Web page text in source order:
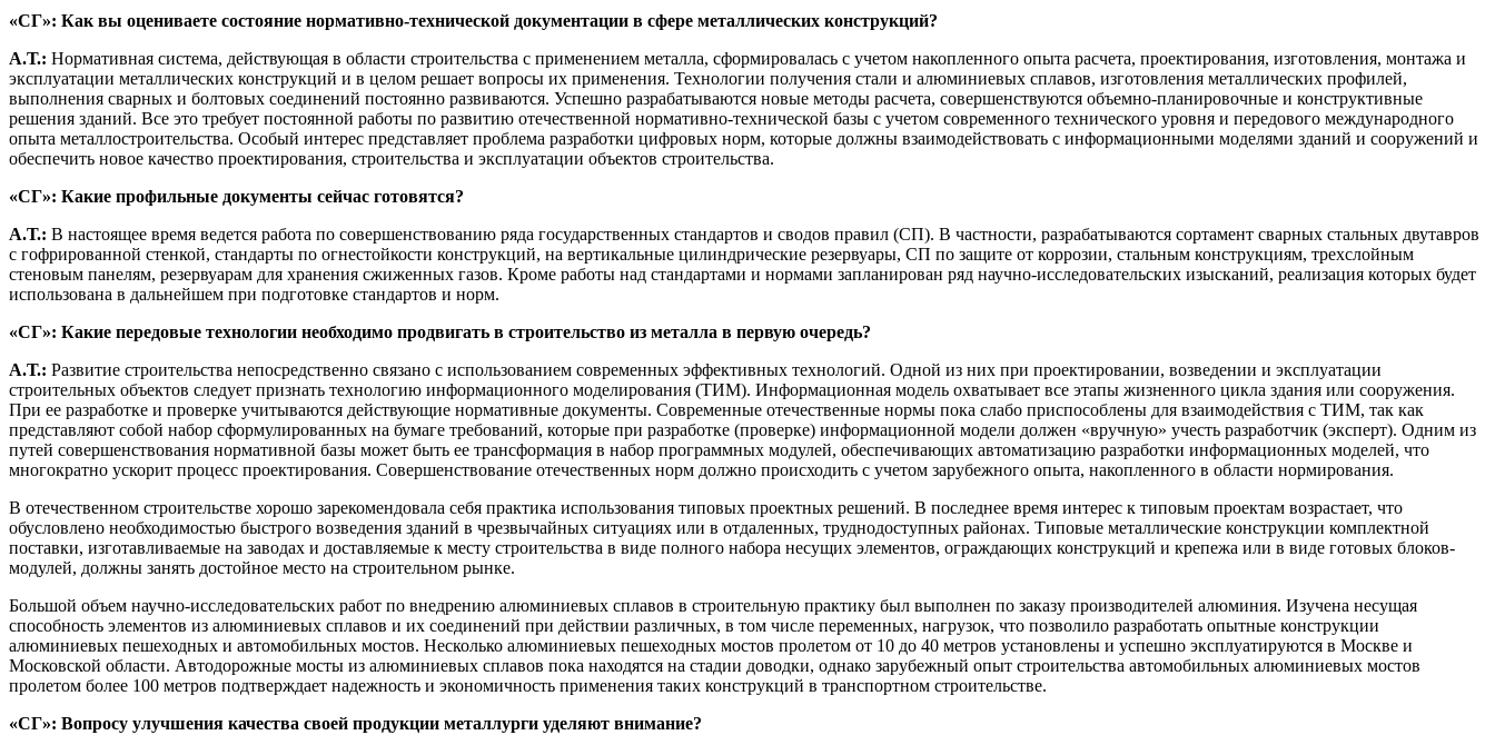
«СГ»: Как вы оцениваете состояние нормативно-технической документации в сфере металлических конструкций?
А.Т.: Нормативная система, действующая в области строительства с применением металла, сформировалась с учетом накопленного опыта расчета, проектирования, изготовления, монтажа и
эксплуатации металлических конструкций и в целом решает вопросы их применения. Технологии получения стали и алюминиевых сплавов, изготовления металлических профилей,
выполнения сварных и болтовых соединений постоянно развиваются. Успешно разрабатываются новые методы расчета, совершенствуются объемно-планировочные и конструктивные
решения зданий. Все это требует постоянной работы по развитию отечественной нормативно-технической базы с учетом современного технического уровня и передового международного
опыта металлостроительства. Особый интерес представляет проблема разработки цифровых норм, которые должны взаимодействовать с информационными моделями зданий и сооружений и
обеспечить новое качество проектирования, строительства и эксплуатации объектов строительства.
«СГ»: Какие профильные документы сейчас готовятся?
А.Т.: В настоящее время ведется работа по совершенствованию ряда государственных стандартов и сводов правил (СП). В частности, разрабатываются сортамент сварных стальных двутавров
с гофрированной стенкой, стандарты по огнестойкости конструкций, на вертикальные цилиндрические резервуары, СП по защите от коррозии, стальным конструкциям, трехслойным
стеновым панелям, резервуарам для хранения сжиженных газов. Кроме работы над стандартами и нормами запланирован ряд научно-исследовательских изысканий, реализация которых будет
использована в дальнейшем при подготовке стандартов и норм.
«СГ»: Какие передовые технологии необходимо продвигать в строительство из металла в первую очередь?
А.Т.: Развитие строительства непосредственно связано с использованием современных эффективных технологий. Одной из них при проектировании, возведении и эксплуатации
строительных объектов следует признать технологию информационного моделирования (ТИМ). Информационная модель охватывает все этапы жизненного цикла здания или сооружения.
При ее разработке и проверке учитываются действующие нормативные документы. Современные отечественные нормы пока слабо приспособлены для взаимодействия с ТИМ, так как
представляют собой набор сформулированных на бумаге требований, которые при разработке (проверке) информационной модели должен «вручную» учесть разработчик (эксперт). Одним из
путей совершенствования нормативной базы может быть ее трансформация в набор программных модулей, обеспечивающих автоматизацию разработки информационных моделей, что
многократно ускорит процесс проектирования. Совершенствование отечественных норм должно происходить с учетом зарубежного опыта, накопленного в области нормирования.
В отечественном строительстве хорошо зарекомендовала себя практика использования типовых проектных решений. В последнее время интерес к типовым проектам возрастает, что
обусловлено необходимостью быстрого возведения зданий в чрезвычайных ситуациях или в отдаленных, труднодоступных районах. Типовые металлические конструкции комплектной
поставки, изготавливаемые на заводах и доставляемые к месту строительства в виде полного набора несущих элементов, ограждающих конструкций и крепежа или в виде готовых блоков-
модулей, должны занять достойное место на строительном рынке.
Большой объем научно-исследовательских работ по внедрению алюминиевых сплавов в строительную практику был выполнен по заказу производителей алюминия. Изучена несущая
способность элементов из алюминиевых сплавов и их соединений при действии различных, в том числе переменных, нагрузок, что позволило разработать опытные конструкции
алюминиевых пешеходных и автомобильных мостов. Несколько алюминиевых пешеходных мостов пролетом от 10 до 40 метров установлены и успешно эксплуатируются в Москве и
Московской области. Автодорожные мосты из алюминиевых сплавов пока находятся на стадии доводки, однако зарубежный опыт строительства автомобильных алюминиевых мостов
пролетом более 100 метров подтверждает надежность и экономичность применения таких конструкций в транспортном строительстве.
«СГ»: Вопросу улучшения качества своей продукции металлурги уделяют внимание?